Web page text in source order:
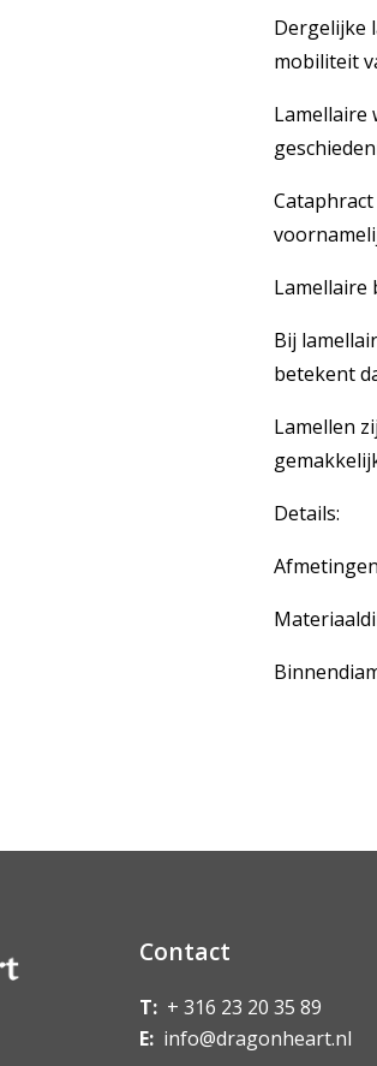
Dergelijke
mobiliteit
Lamellaire
Lamellaire
Bij
betekent
Lamellen
Details:
Contact
T: + 316 23 20 35 89
E: info@dragonheart.nl